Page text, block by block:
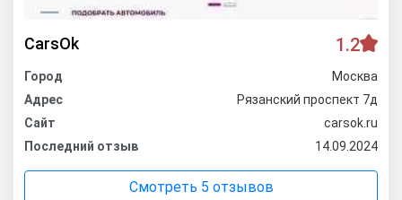
CarsOk 1.2
Город
Москва
Адрес
Рязанский проспект 7д
Сайт
carsok.ru
Последний отзыв
14.09.2024
Смотреть 5 отзывов